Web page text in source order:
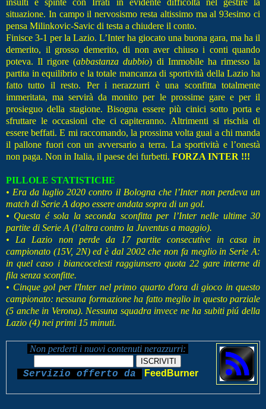
insulti e spinte con Irrati in evidente difficoltà nel gestire la
situazione. In campo il nervosismo resta altissimo ma al 93esimo ci
pensa Milinkovic-Savic di testa a chiudere il conto.
Finisce 3-1 per la Lazio. L’Inter ha giocato una buona gara, ma ha il
demerito, il grosso demerito, di non aver chiuso i conti quando
poteva. Il rigore (abbastanza dubbio) di Immobile ha rimesso la
partita in equilibrio e la totale mancanza di sportività della Lazio ha
fatto tutto il resto. Per i nerazzurri è una sconfitta totalmente
immeritata, ma servirà da monito per le prossime gare e per il
prosieguo della stagione. Bisogna essere più cinici sotto porta e
sfruttare le occasioni che ci capiteranno. Altrimenti si rischia di
essere beffati. E mi raccomando, la prossima volta guai a chi manda
il pallone fuori con un avversario a terra. La sportività e l’onestà
non paga. Non in Italia, il paese dei furbetti. FORZA INTER !!!
PILLOLE STATISTICHE
• Era da luglio 2020 contro il Bologna che l’Inter non perdeva un
match di Serie A dopo essere andata sopra di un gol.
• Questa é sola la seconda sconfitta per l’Inter nelle ultime 30
partite di Serie A (l’altra contro la Juventus a maggio).
• La Lazio non perde da 17 partite consecutive in casa in
campionato (15V, 2N) ed è dal 2002 che non fa meglio in Serie A:
in quel caso i biancocelesti raggiunsero quota 22 gare interne di
fila senza sconfitte.
• Cinque gol per l'Inter nel primo quarto d'ora di gioco in questo
campionato: nessuna formazione ha fatto meglio in questo parziale
(5 anche in Verona). Nessuna squadra invece ne ha subiti piú della
Lazio (4) nei primi 15 minuti.
Non perderti i nuovi contenuti nerazzurri:
Servizio offerto da FeedBurner